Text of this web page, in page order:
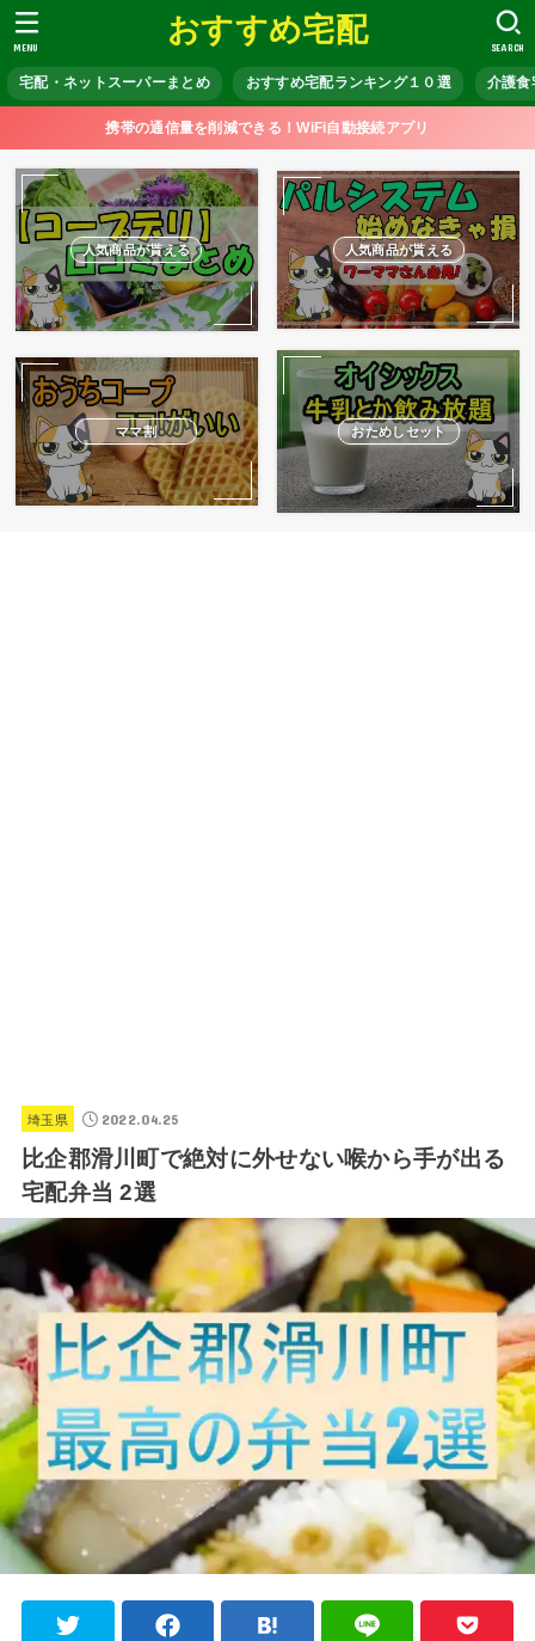
おすすめ宅配
宅配・ネットスーパーまとめ おすすめ宅配ランキング１０選 介護食
SEARCH
MENU
携帯の通信量を削減できる！WiFi自動接続アプリ
人気商品が貰える 人気商品が貰える
ママ割 おためしセット
埼玉県 2022.04.25
比企郡滑川町で絶対に外せない喉から手が出る
宅配弁当 2選